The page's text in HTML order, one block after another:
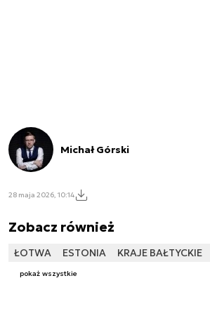
Michał Górski
28 maja 2026, 10:14
Zobacz również
ŁOTWA ESTONIA KRAJE BAŁTYCKIE
pokaż wszystkie